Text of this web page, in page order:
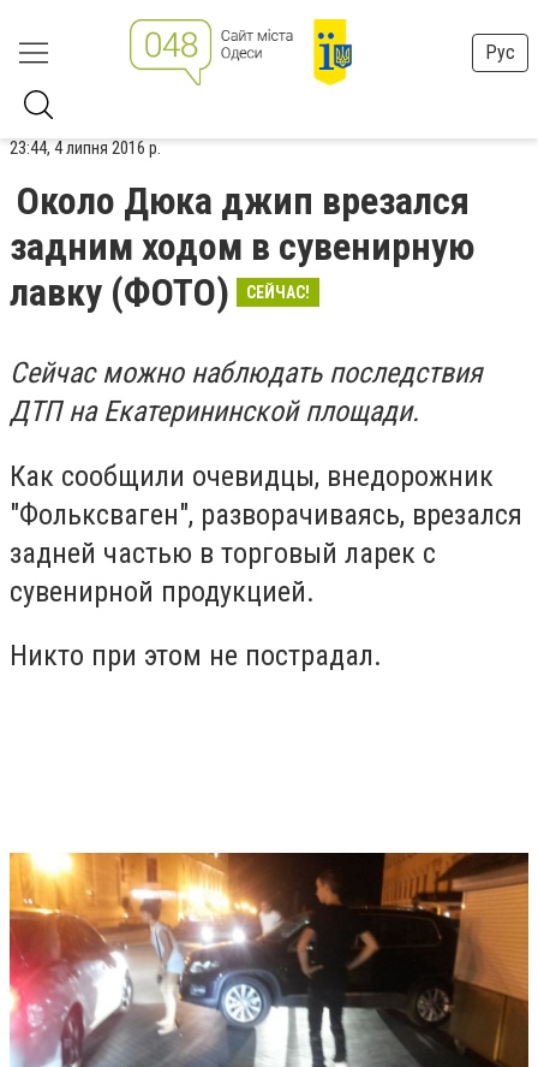
Рус
23:44, 4 липня 2016 р.
Около Дюка джип врезался
задним ходом в сувенирную
лавку (ФОТО)
СЕЙЧАС!
Сейчас можно наблюдать последствия
ДТП на Екатерининской площади.
Как сообщили очевидцы, внедорожник
"Фольксваген", разворачиваясь, врезался
задней частью в торговый ларек с
сувенирной продукцией.
Никто при этом не пострадал.